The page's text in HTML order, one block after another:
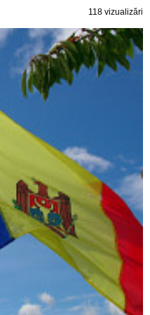
118 vizualizări